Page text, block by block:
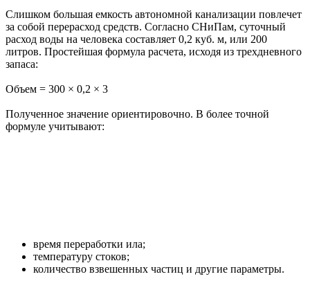
Слишком большая емкость автономной канализации повлечет
за собой перерасход средств. Согласно СНиПам, суточный
расход воды на человека составляет 0,2 куб. м, или 200
литров. Простейшая формула расчета, исходя из трехдневного
запаса:
Объем = 300 × 0,2 × 3
Полученное значение ориентировочно. В более точной
формуле учитывают:
время переработки ила;
температуру стоков;
количество взвешенных частиц и другие параметры.